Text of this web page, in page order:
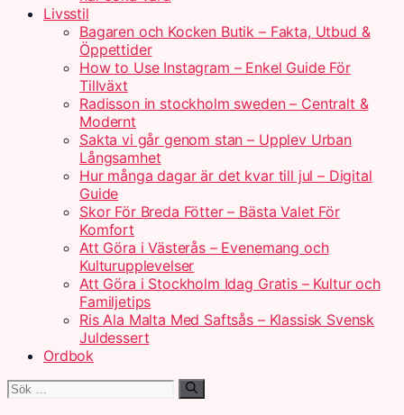
Livsstil
Bagaren och Kocken Butik – Fakta, Utbud &
Öppettider
How to Use Instagram – Enkel Guide För
Tillväxt
Radisson in stockholm sweden – Centralt &
Modernt
Sakta vi går genom stan – Upplev Urban
Långsamhet
Hur många dagar är det kvar till jul – Digital
Guide
Skor För Breda Fötter – Bästa Valet För
Komfort
Att Göra i Västerås – Evenemang och
Kulturupplevelser
Att Göra i Stockholm Idag Gratis – Kultur och
Familjetips
Ris Ala Malta Med Saftsås – Klassisk Svensk
Juldessert
Ordbok
Sök